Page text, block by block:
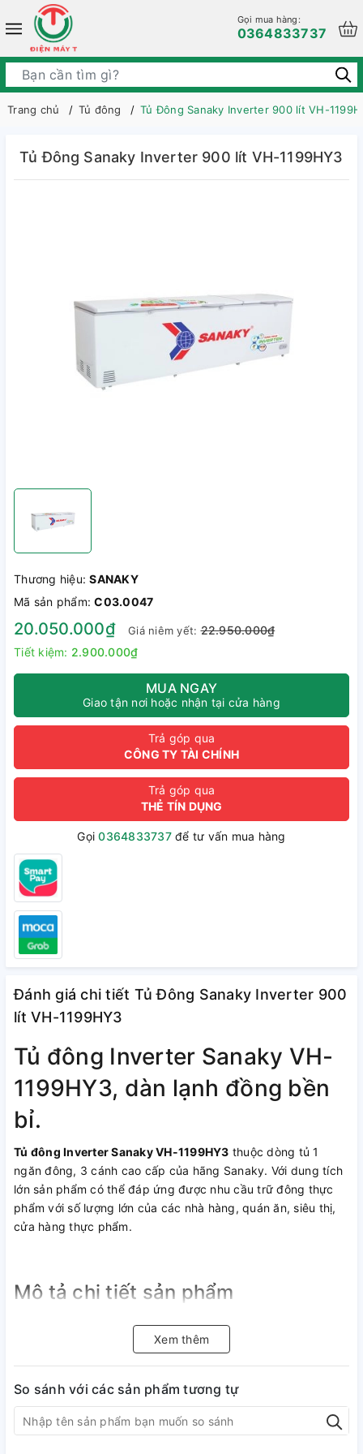
Gọi mua hàng:
0364833737
Trang chủ Tủ đông Tủ Đông Sanaky Inverter 900 lít VH-
Tủ Đông Sanaky Inverter 900 lít VH-1199HY3
Thương hiệu:SANAKY
Mã sản phẩm:C03.0047
20.050.000₫ Giá niêm yết:22.950.000₫
Tiết kiệm: 2.900.000₫
MUA NGAY
Giao tận nơi hoặc nhận tại cửa hàng
Trả góp qua
CÔNG TY TÀI CHÍNH
Trả góp qua
THẺ TÍN DỤNG
Gọi0364833737để tư vấn mua hàng
Đánh giá chi tiết Tủ Đông Sanaky Inverter 900
lít VH-1199HY3
Tủ đông Inverter Sanaky VH-
1199HY3, dàn lạnh đồng bền
bỉ.
Tủ đông Inverter Sanaky VH-1199HY3 thuộc dòng tủ 1
ngăn đông, 3 cánh cao cấp của hãng Sanaky. Với dung tích
lớn sản phẩm có thể đáp ứng được nhu cầu trữ đông thực
phẩm với số lượng lớn của các nhà hàng, quán ăn, siêu thị,
cửa hàng thực phẩm.
Mô tả chi tiết sản phẩm
cánh mở vali tiện lợi, hạn chế thoát nhiệt, tiết kiệm điện
Dung tích tổng thể của tủ là 1100 lít và dung tích sử dụng là
900 lít bạn có thể thoải mái trữ đông thực phẩm với chiếc tủ
Xem thêm
So sánh với các sản phẩm tương tự